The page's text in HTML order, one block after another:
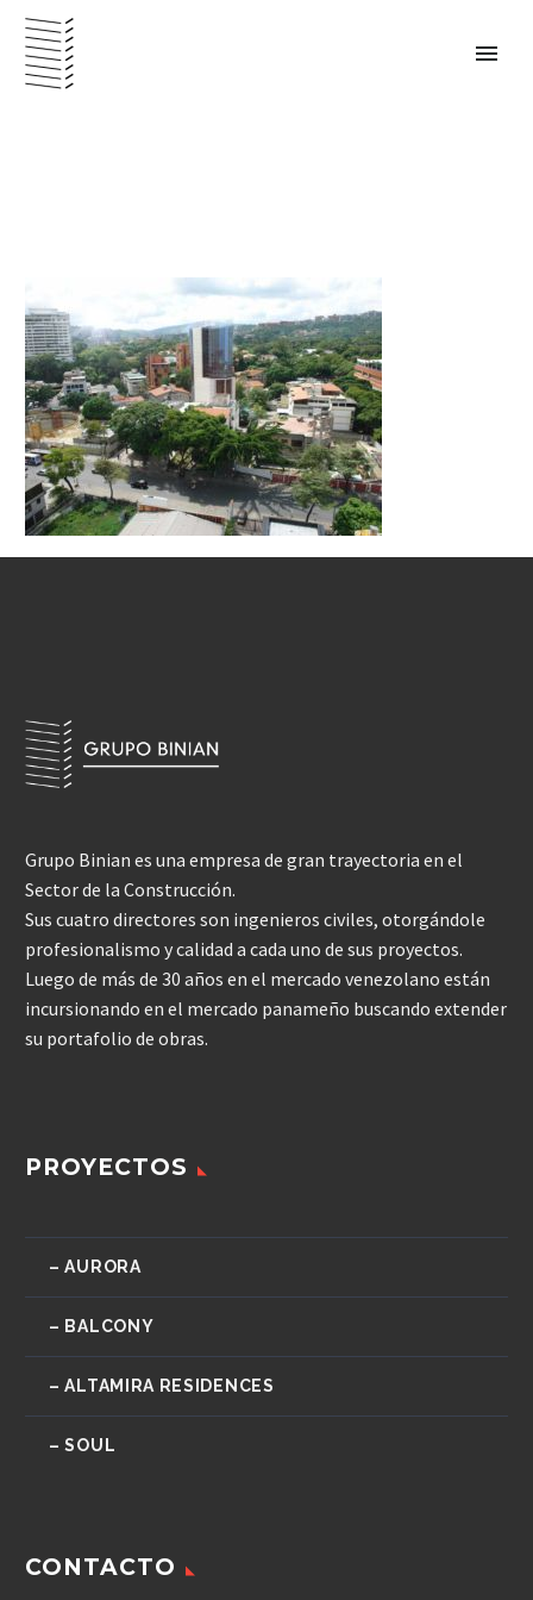
PANAMÁ – ESPAÑOL
Grupo Binian es una empresa de gran trayectoria en el
Sector de la Construcción.
Sus cuatro directores son ingenieros civiles, otorgándole
profesionalismo y calidad a cada uno de sus proyectos.
Luego de más de 30 años en el mercado venezolano están
incursionando en el mercado panameño buscando extender
su portafolio de obras.
PROYECTOS
– AURORA
– BALCONY
– ALTAMIRA RESIDENCES
– SOUL
CONTACTO